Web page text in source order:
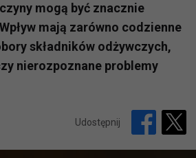
mogą być znacznie
mają zarówno codzienne
składników odżywczych,
nierozpoznane problemy
Udostępnij